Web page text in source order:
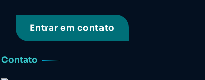
Entrar em contato
Contato